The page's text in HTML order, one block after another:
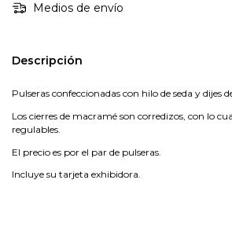
Medios de envío
Descripción
Pulseras confeccionadas con hilo de seda y dijes
Los cierres de macramé son corredizos, con lo
regulables.
El precio es por el par de pulseras.
Incluye su tarjeta exhibidora.